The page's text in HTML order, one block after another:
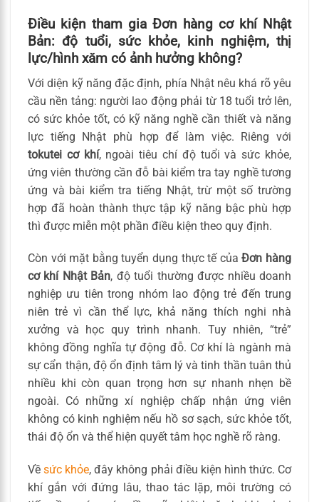
Điều kiện tham gia Đơn hàng cơ khí Nhật
Bản: độ tuổi, sức khỏe, kinh nghiệm, thị
lực/hình xăm có ảnh hưởng không?
Với diện kỹ năng đặc định, phía Nhật nêu khá rõ yêu
cầu nền tảng: người lao động phải từ 18 tuổi trở lên,
có sức khỏe tốt, có kỹ năng nghề cần thiết và năng
lực tiếng Nhật phù hợp để làm việc. Riêng với
tokutei cơ khí, ngoài tiêu chí độ tuổi và sức khỏe,
ứng viên thường cần đỗ bài kiểm tra tay nghề tương
ứng và bài kiểm tra tiếng Nhật, trừ một số trường
hợp đã hoàn thành thực tập kỹ năng bậc phù hợp
thì được miễn một phần điều kiện theo quy định.
Còn với mặt bằng tuyển dụng thực tế củaĐơn hàng
cơ khí Nhật Bản, độ tuổi thường được nhiều doanh
nghiệp ưu tiên trong nhóm lao động trẻ đến trung
niên trẻ vì cần thể lực, khả năng thích nghi nhà
xưởng và học quy trình nhanh. Tuy nhiên, “trẻ”
không đồng nghĩa tự động đỗ. Cơ khí là ngành mà
sự cẩn thận, độ ổn định tâm lý và tinh thần tuân thủ
nhiều khi còn quan trọng hơn sự nhanh nhẹn bề
ngoài. Có những xí nghiệp chấp nhận ứng viên
không có kinh nghiệm nếu hồ sơ sạch, sức khỏe tốt,
thái độ ổn và thể hiện quyết tâm học nghề rõ ràng.
Vềsức khỏe, đây không phải điều kiện hình thức. Cơ
khí gắn với đứng lâu, thao tác lặp, môi trường có